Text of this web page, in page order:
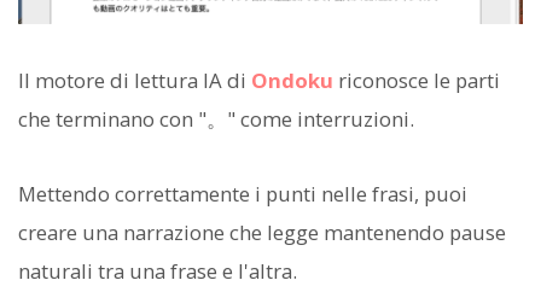
Il motore di lettura IA di Ondoku riconosce le parti
che terminano con "。" come interruzioni.
Mettendo correttamente i punti nelle frasi, puoi
creare una narrazione che legge mantenendo pause
naturali tra una frase e l'altra.